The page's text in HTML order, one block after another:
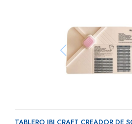
TABLERO IBI CRAFT CREADOR DE